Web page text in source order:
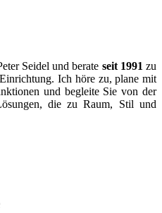
Seidel und berate seit 1991 zu
Ich höre zu, plane mit
und begleite Sie von der
die zu Raum, Stil und